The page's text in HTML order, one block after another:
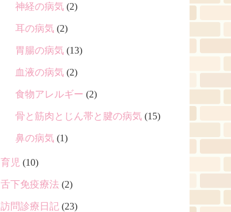
神経の病気 (2)
耳の病気 (2)
胃腸の病気 (13)
血液の病気 (2)
食物アレルギー (2)
骨と筋肉とじん帯と腱の病気 (15)
鼻の病気 (1)
育児 (10)
舌下免疫療法 (2)
訪問診療日記 (23)